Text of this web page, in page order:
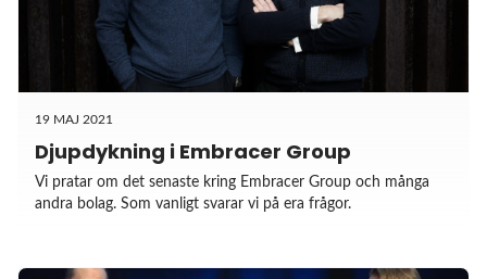
19 MAJ 2021
Djupdykning i Embracer Group
Vi pratar om det senaste kring Embracer Group och många
andra bolag. Som vanligt svarar vi på era frågor.